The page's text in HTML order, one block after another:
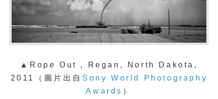
▲Rope Out , Regan, North Dakota,
2011（圖片出自 Sony World Photography
Awards ）